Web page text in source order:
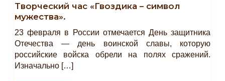
Творческий час «Гвоздика – символ
мужества».
23 февраля в России отмечается День защитника
Отечества — день воинской славы, которую
российские войска обрели на полях сражений.
Изначально […]